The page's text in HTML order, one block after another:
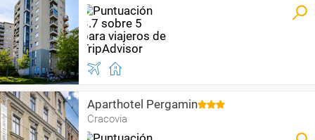
Aparthotel Pergamin
Cracovia